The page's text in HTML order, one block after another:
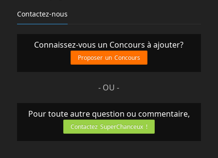
Contactez-nous
Connaissez-vous un Concours à ajouter?
Proposer un Concours
- OU -
Pour toute autre question ou commentaire,
Contactez SuperChanceux !